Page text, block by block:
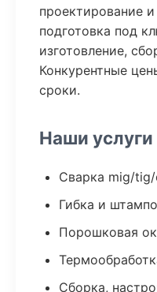
проектирование
подготовка под
изготовление,
Конкурентные
сроки.
Наши услуги
Сварка mig/tig/
Гибка и
Порошковая
Сборка,